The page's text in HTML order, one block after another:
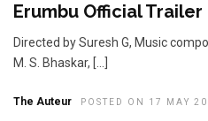
Erumbu Official Trailer
Directed by Suresh G, Music
M. S. Bhaskar, […]
The Auteur POSTED ON 17 MAY